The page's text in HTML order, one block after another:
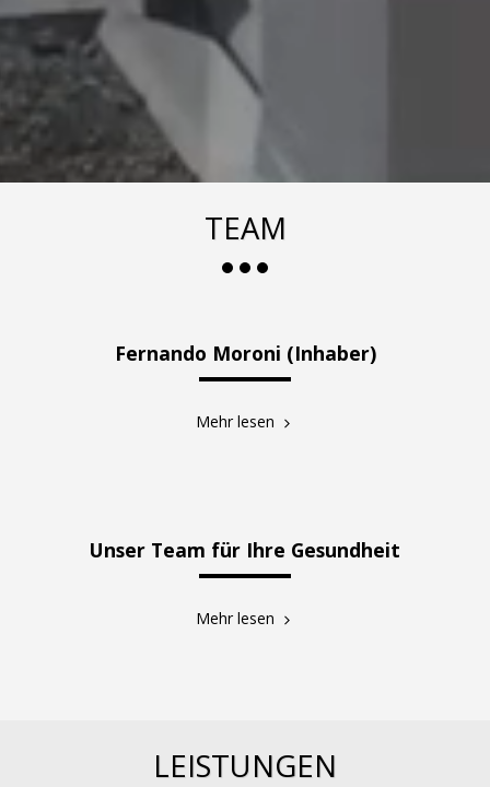
TEAM
Fernando Moroni (Inhaber)
Mehr lesen
Unser Team für Ihre Gesundheit
Mehr lesen
LEISTUNGEN